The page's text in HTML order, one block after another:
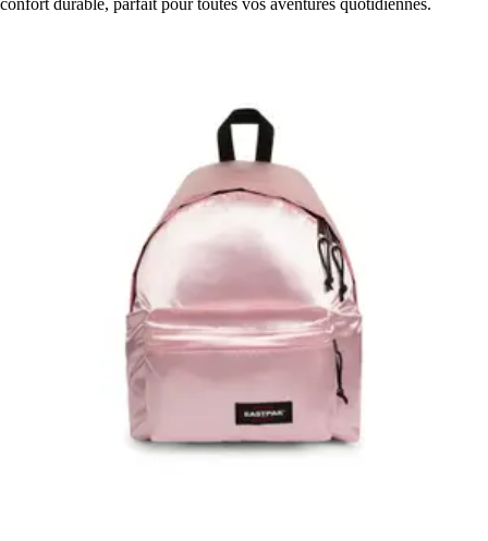
confort durable, parfait pour toutes vos aventures quotidiennes.